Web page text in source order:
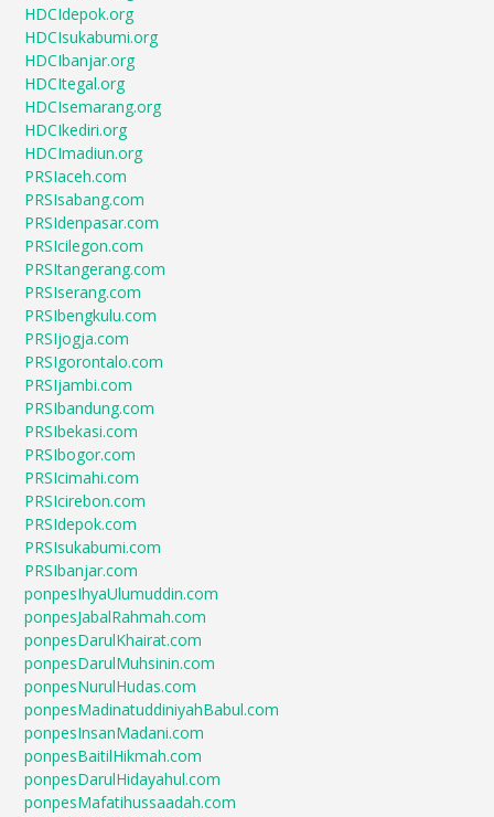
HDCIdepok.org
HDCIsukabumi.org
HDCIbanjar.org
HDCItegal.org
HDCIsemarang.org
HDCIkediri.org
HDCImadiun.org
PRSIaceh.com
PRSIsabang.com
PRSIdenpasar.com
PRSIcilegon.com
PRSItangerang.com
PRSIserang.com
PRSIbengkulu.com
PRSIjogja.com
PRSIgorontalo.com
PRSIjambi.com
PRSIbandung.com
PRSIbekasi.com
PRSIbogor.com
PRSIcimahi.com
PRSIcirebon.com
PRSIdepok.com
PRSIsukabumi.com
PRSIbanjar.com
ponpesIhyaUlumuddin.com
ponpesJabalRahmah.com
ponpesDarulKhairat.com
ponpesDarulMuhsinin.com
ponpesNurulHudas.com
ponpesMadinatuddiniyahBabul.com
ponpesInsanMadani.com
ponpesBaitilHikmah.com
ponpesDarulHidayahul.com
ponpesMafatihussaadah.com